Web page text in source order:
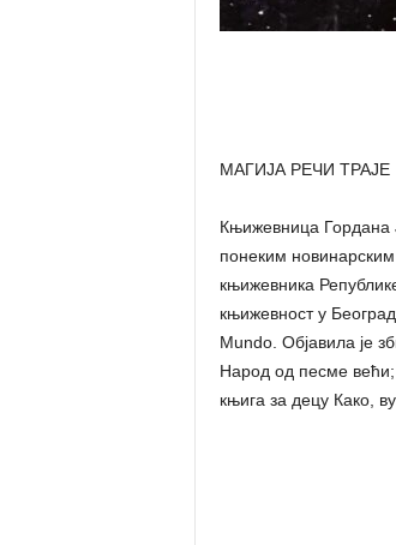
МАГИЈА РЕЧИ ТРАЈЕ
Књижевница Гордана
понеким
књижевника
књижевност у
Mundo. Објавила је
Народ од песме
књига за децу Како,